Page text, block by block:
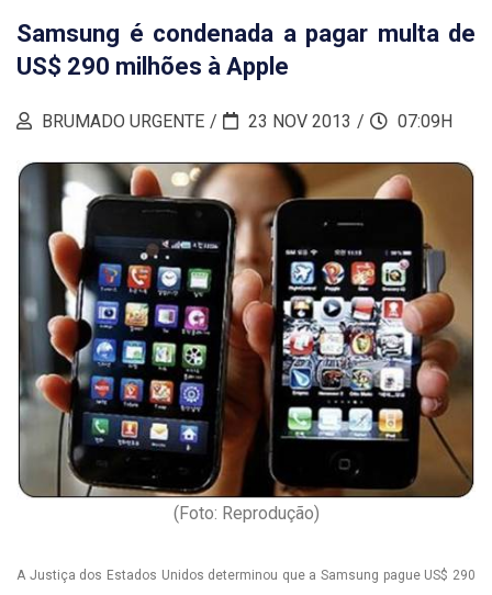
Samsung é condenada a pagar multa de
US$ 290 milhões à Apple
BRUMADO URGENTE 23 NOV 2013 07:09H
(Foto: Reprodução)
A Justiça dos Estados Unidos determinou que a Samsung pague US$ 290